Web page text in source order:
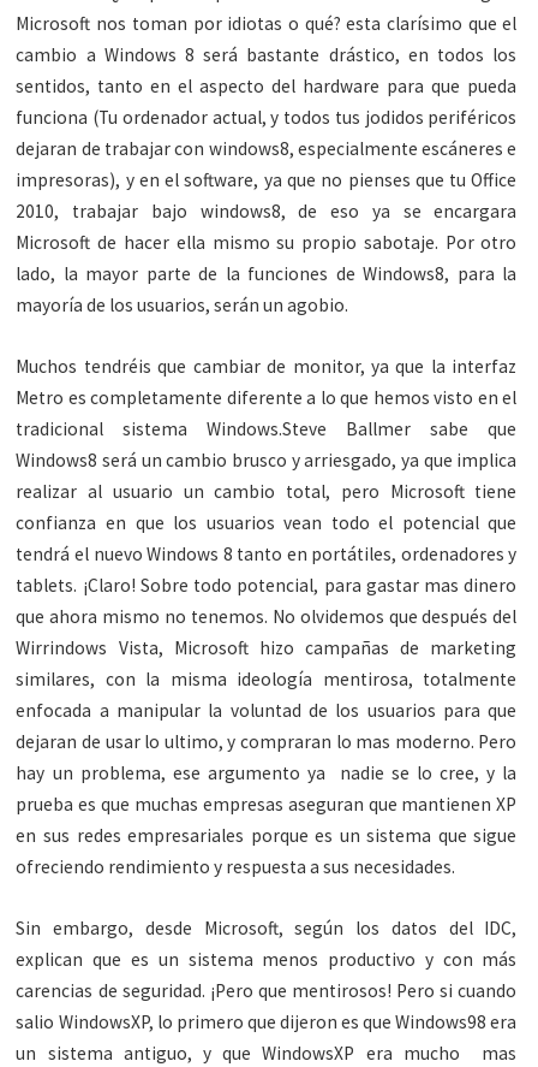
Microsoft nos toman por idiotas o qué? esta clarísimo que el
cambio a Windows 8 será bastante drástico, en todos los
sentidos, tanto en el aspecto del hardware para que pueda
funciona (Tu ordenador actual, y todos tus jodidos periféricos
dejaran de trabajar con windows8, especialmente escáneres e
impresoras), y en el software, ya que no pienses que tu Office
2010, trabajar bajo windows8, de eso ya se encargara
Microsoft de hacer ella mismo su propio sabotaje. Por otro
lado, la mayor parte de la funciones de Windows8, para la
mayoría de los usuarios, serán un agobio.
Muchos tendréis que cambiar de monitor, ya que la interfaz
Metro es completamente diferente a lo que hemos visto en el
tradicional sistema Windows.Steve Ballmer sabe que
Windows8 será un cambio brusco y arriesgado, ya que implica
realizar al usuario un cambio total, pero Microsoft tiene
confianza en que los usuarios vean todo el potencial que
tendrá el nuevo Windows 8 tanto en portátiles, ordenadores y
tablets. ¡Claro! Sobre todo potencial, para gastar mas dinero
que ahora mismo no tenemos. No olvidemos que después del
Wirrindows Vista, Microsoft hizo campañas de marketing
similares, con la misma ideología mentirosa, totalmente
enfocada a manipular la voluntad de los usuarios para que
dejaran de usar lo ultimo, y compraran lo mas moderno. Pero
hay un problema, ese argumento ya nadie se lo cree, y la
prueba es que muchas empresas aseguran que mantienen XP
en sus redes empresariales porque es un sistema que sigue
ofreciendo rendimiento y respuesta a sus necesidades.
Sin embargo, desde Microsoft, según los datos del IDC,
explican que es un sistema menos productivo y con más
carencias de seguridad. ¡Pero que mentirosos! Pero si cuando
salio WindowsXP, lo primero que dijeron es que Windows98 era
un sistema antiguo, y que WindowsXP era mucho mas